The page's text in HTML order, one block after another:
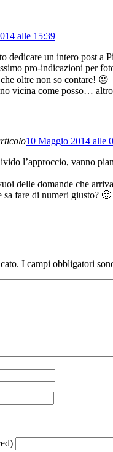
alle 15:39
dedicare un intero post
pro-indicazioni per
oltre non so contare! 😛
vicina come posso…
10 Maggio 2014 alle
l’approccio, vanno
delle domande che
sa fare di numeri giusto? 🙂
I campi obbligatori